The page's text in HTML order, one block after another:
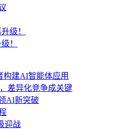
！
构建AI智能体应用
差异化竞争成关键
AI新突破
迎战